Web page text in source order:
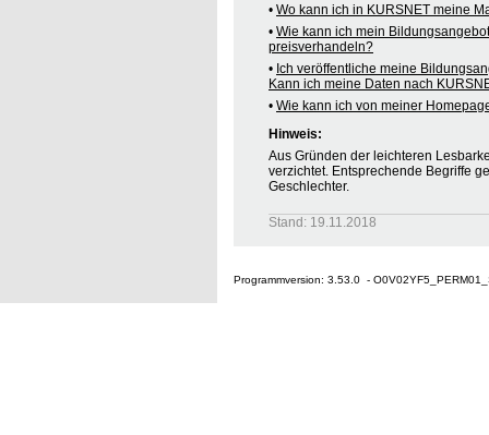
• Wo kann ich in KURSNET meine
• Wie kann ich mein
preisverhandeln?
• Ich veröffentliche meine
Kann ich meine Daten nach
• Wie kann ich von meiner
Hinweis:
Aus Gründen der leichteren
verzichtet. Entsprechende Begriffe
Geschlechter.
Stand: 19.11.2018
Programmversion: 3.53.0 -